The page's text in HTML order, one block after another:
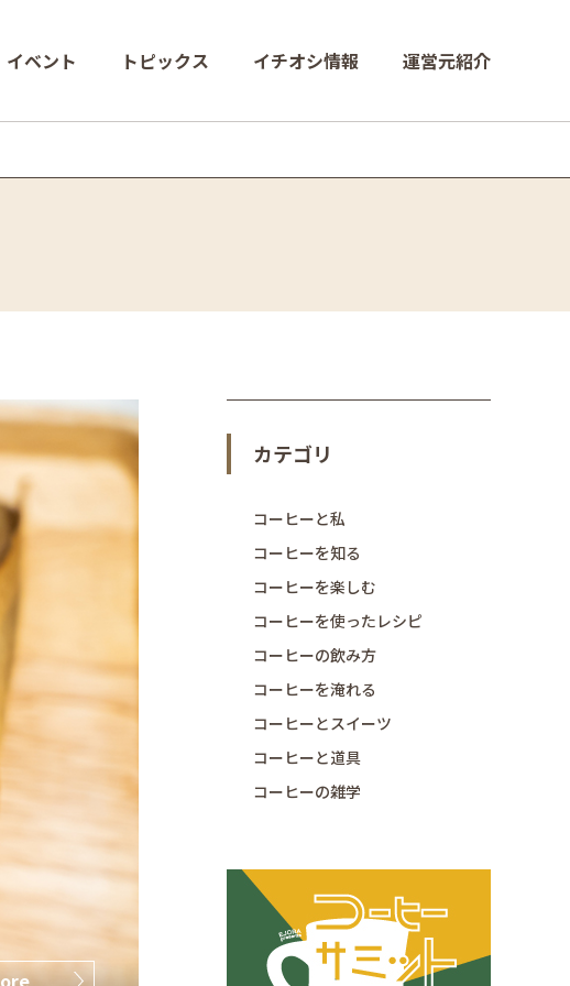
イベント トピックス イチオシ情報 運営元紹介
カテゴリ
コーヒーと私
コーヒーを知る
コーヒーを楽しむ
コーヒーを使ったレシピ
コーヒーの飲み方
コーヒーを淹れる
コーヒーとスイーツ
コーヒーと道具
コーヒーの雑学